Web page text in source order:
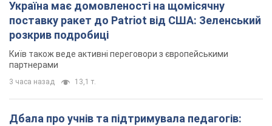
Україна має домовленості на щомісячну
поставку ракет до Patriot від США: Зеленський
розкрив подробиці
Київ також веде активні переговори з європейськими
партнерами
3 часа назад 13,1 т.
Дбала про учнів та підтримувала педагогів: